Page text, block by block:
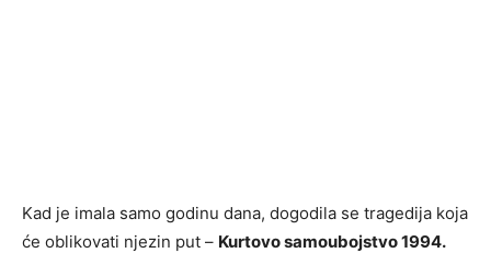
Kad je imala samo godinu dana, dogodila se tragedija koja
će oblikovati njezin put – Kurtovo samoubojstvo 1994.